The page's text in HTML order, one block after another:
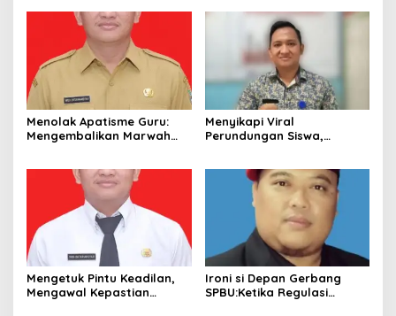
Menolak Apatisme Guru:
Mengembalikan Marwah
Menyikapi Viral
Perundungan Siswa,
Mengetuk Pintu Keadilan,
Mengawal Kepastian
Ironi si Depan Gerbang
SPBU:Ketika Regulasi